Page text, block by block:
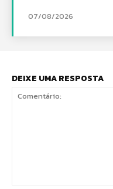
07/08/2026
DEIXE UMA RESPOSTA